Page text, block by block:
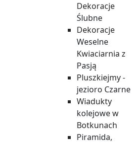
Dekoracje
Ślubne
Dekoracje
Weselne
Kwiaciarnia z
Pasją
Pluszkiejmy -
jezioro Czarne
Wiadukty
kolejowe w
Botkunach
Piramida,